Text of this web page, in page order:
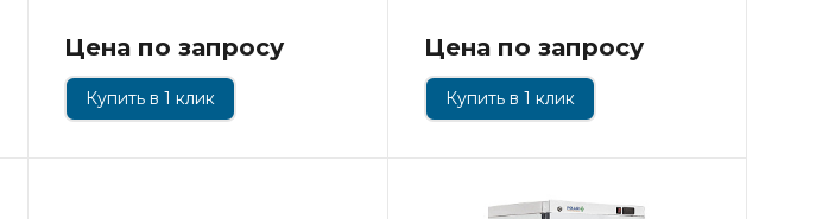
Цена по запросу
Купить в 1 клик
Цена по запросу
Купить в 1 клик